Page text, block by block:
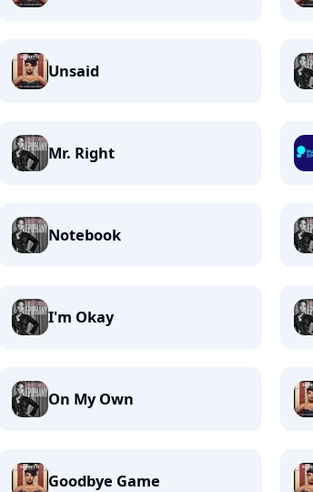
Unsaid
Mr. Right
Notebook
I'm Okay
On My Own
Goodbye Game